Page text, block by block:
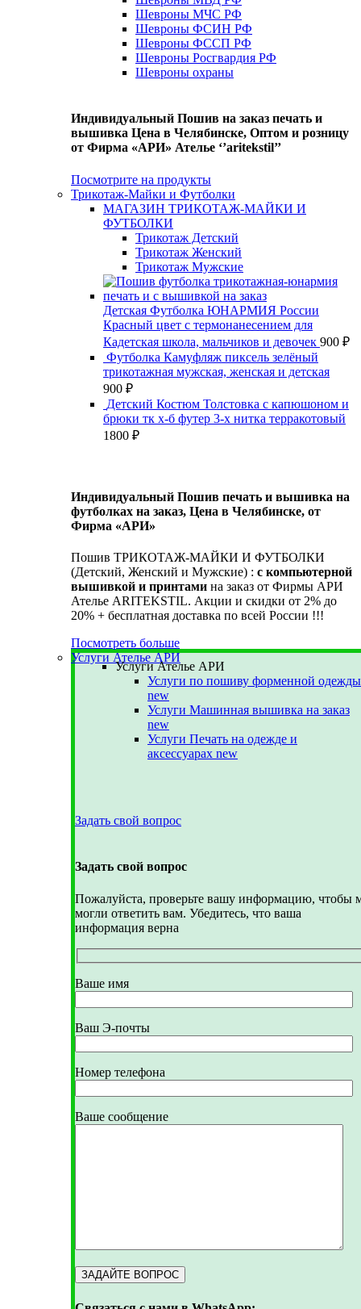
Шевроны МЧС РФ
Шевроны ФСИН РФ
Шевроны ФССП РФ
Шевроны Росгвардия РФ
Шевроны охраны
Индивидуальный Пошив на заказ печать и
вышивка Цена в Челябинске, Оптом и розницу
от Фирма «АРИ» Ателье ‘’aritekstil’’
Посмотрите на продукты
Трикотаж-Майки и Футболки
МАГАЗИН ТРИКОТАЖ-МАЙКИ И
ФУТБОЛКИ
Трикотаж Детский
Трикотаж Женский
Трикотаж Мужские
Детская Футболка ЮНАРМИЯ России
Красный цвет с термонанесением для
Кадетская школа, мальчиков и девочек 900 ₽
Футболка Камуфляж пиксель зелёный
трикотажная мужская, женская и детская
900 ₽
Детский Костюм Толстовка с капюшоном и
брюки тк х-б футер 3-х нитка терракотовый
1800 ₽
Индивидуальный Пошив печать и вышивка на
футболках на заказ, Цена в Челябинске, от
Фирма «АРИ»
Пошив ТРИКОТАЖ-МАЙКИ И ФУТБОЛКИ
(Детский, Женский и Мужские) : с компьютерной
вышивкой и принтами на заказ от Фирмы АРИ
Ателье ARITEKSTIL. Акции и скидки от 2% до
20% + бесплатная доставка по всей России !!!
Посмотреть больше
Услуги Ателье АРИ
Услуги Ателье АРИ
Услуги по пошиву форменной одежды
new
Услуги Машинная вышивка на заказ
new
Услуги Печать на одежде и
аксессуарах new
Задать свой вопрос
Задать свой вопрос
Пожалуйста, проверьте вашу информацию, чтобы
могли ответить вам. Убедитесь, что ваша
информация верна
Ваше имя
Ваш Э-почты
Номер телефона
Ваше сообщение